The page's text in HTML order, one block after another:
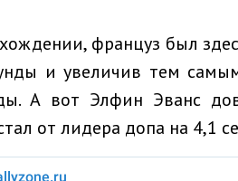
француз был
и увеличив тем
А вот Элфин Эванс
от лидера допа на 4,1